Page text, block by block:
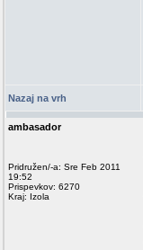
Nazaj na vrh
ambasador
Pridružen/-a: Sre Feb 2011
19:52
Prispevkov: 6270
Kraj: Izola